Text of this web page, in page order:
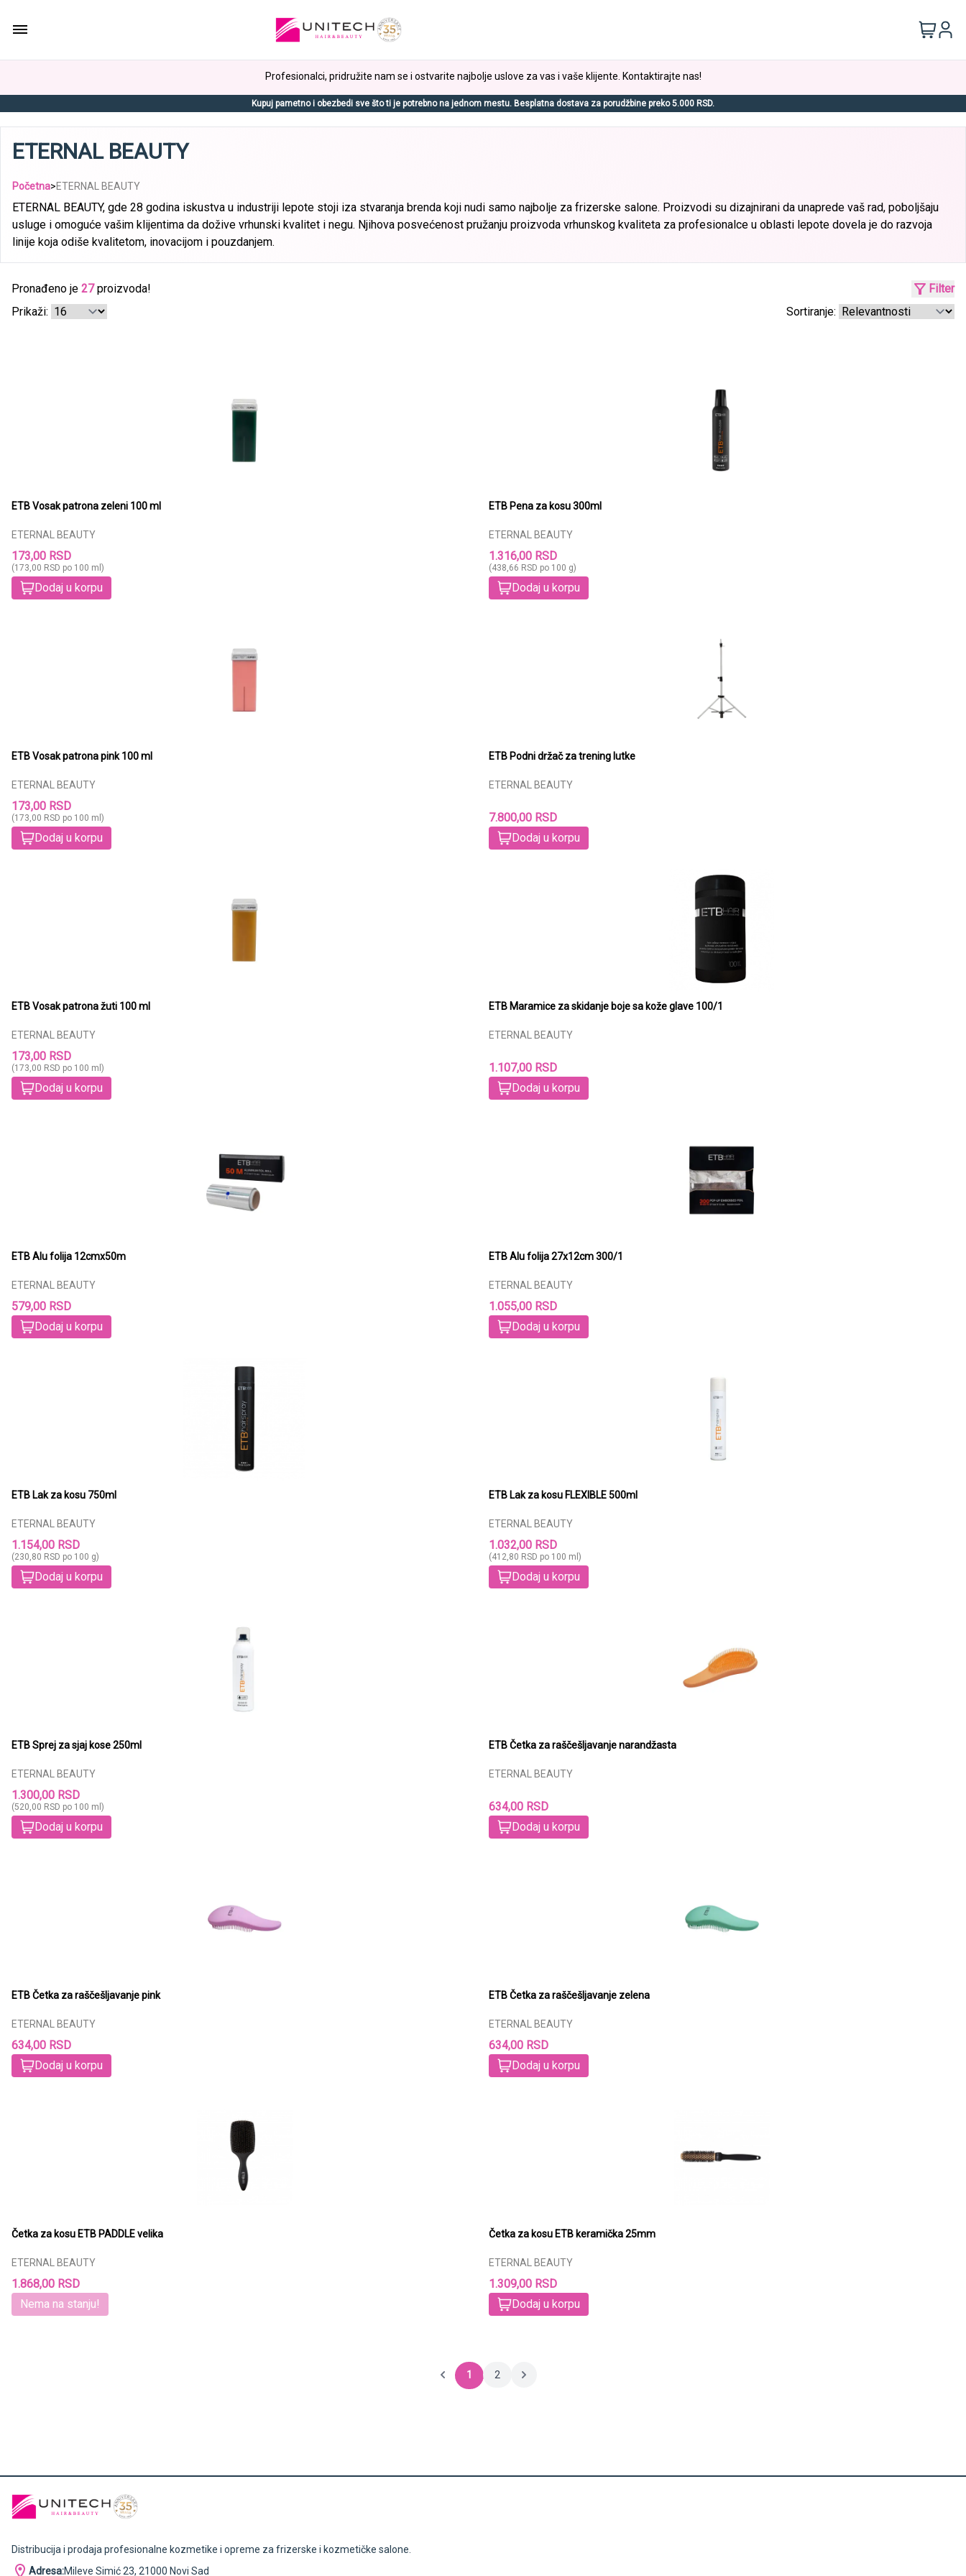
Profesionalci, pridružite nam se i ostvarite najbolje uslove za vas i vaše klijente. Kontaktirajte nas!
Kupuj pametno i obezbedi sve što ti je potrebno na jednom mestu. Besplatna dostava za porudžbine preko 5.000 RSD.
ETERNAL BEAUTY
Početna>ETERNAL BEAUTY
ETERNAL BEAUTY, gde 28 godina iskustva u industriji lepote stoji iza stvaranja brenda koji nudi samo najbolje za frizerske salone. Proizvodi su dizajnirani da unaprede vaš rad, poboljšaju
usluge i omoguće vašim klijentima da dožive vrhunski kvalitet i negu. Njihova posvećenost pružanju proizvoda vrhunskog kvaliteta za profesionalce u oblasti lepote dovela je do razvoja
linije koja odiše kvalitetom, inovacijom i pouzdanjem.
Pronađeno je 27proizvoda!
Filter
Prikaži:
Sortiranje:
ETB Vosak patrona zeleni 100 ml
ETERNAL BEAUTY
173,00 RSD
(173,00 RSD po 100 ml)
Dodaj u korpu
ETB Pena za kosu 300ml
ETERNAL BEAUTY
1.316,00 RSD
(438,66 RSD po 100 g)
Dodaj u korpu
ETB Vosak patrona pink 100 ml
ETERNAL BEAUTY
173,00 RSD
(173,00 RSD po 100 ml)
Dodaj u korpu
ETB Podni držač za trening lutke
ETERNAL BEAUTY
7.800,00 RSD
Dodaj u korpu
ETB Vosak patrona žuti 100 ml
ETERNAL BEAUTY
173,00 RSD
(173,00 RSD po 100 ml)
Dodaj u korpu
ETB Maramice za skidanje boje sa kože glave 100/1
ETERNAL BEAUTY
1.107,00 RSD
Dodaj u korpu
ETB Alu folija 12cmx50m
ETERNAL BEAUTY
579,00 RSD
Dodaj u korpu
ETB Alu folija 27x12cm 300/1
ETERNAL BEAUTY
1.055,00 RSD
Dodaj u korpu
ETB Lak za kosu 750ml
ETERNAL BEAUTY
1.154,00 RSD
(230,80 RSD po 100 g)
Dodaj u korpu
ETB Lak za kosu FLEXIBLE 500ml
ETERNAL BEAUTY
1.032,00 RSD
(412,80 RSD po 100 ml)
Dodaj u korpu
ETB Sprej za sjaj kose 250ml
ETERNAL BEAUTY
1.300,00 RSD
(520,00 RSD po 100 ml)
Dodaj u korpu
ETB Četka za raščešljavanje narandžasta
ETERNAL BEAUTY
634,00 RSD
Dodaj u korpu
ETB Četka za raščešljavanje pink
ETERNAL BEAUTY
634,00 RSD
Dodaj u korpu
ETB Četka za raščešljavanje zelena
ETERNAL BEAUTY
634,00 RSD
Dodaj u korpu
Četka za kosu ETB PADDLE velika
ETERNAL BEAUTY
1.868,00 RSD
Nema na stanju!
Četka za kosu ETB keramička 25mm
ETERNAL BEAUTY
1.309,00 RSD
Dodaj u korpu
1 2
Distribucija i prodaja profesionalne kozmetike i opreme za frizerske i kozmetičke salone.
Adresa:Mileve Simić 23, 21000 Novi Sad